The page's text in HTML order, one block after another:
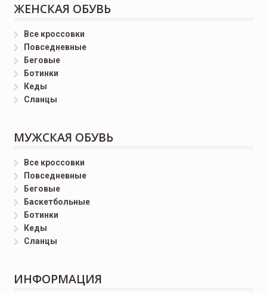
ЖЕНСКАЯ ОБУВЬ
Все кроссовки
Повседневные
Беговые
Ботинки
Кеды
Сланцы
МУЖСКАЯ ОБУВЬ
Все кроссовки
Повседневные
Беговые
Баскетбольные
Ботинки
Кеды
Сланцы
ИНФОРМАЦИЯ